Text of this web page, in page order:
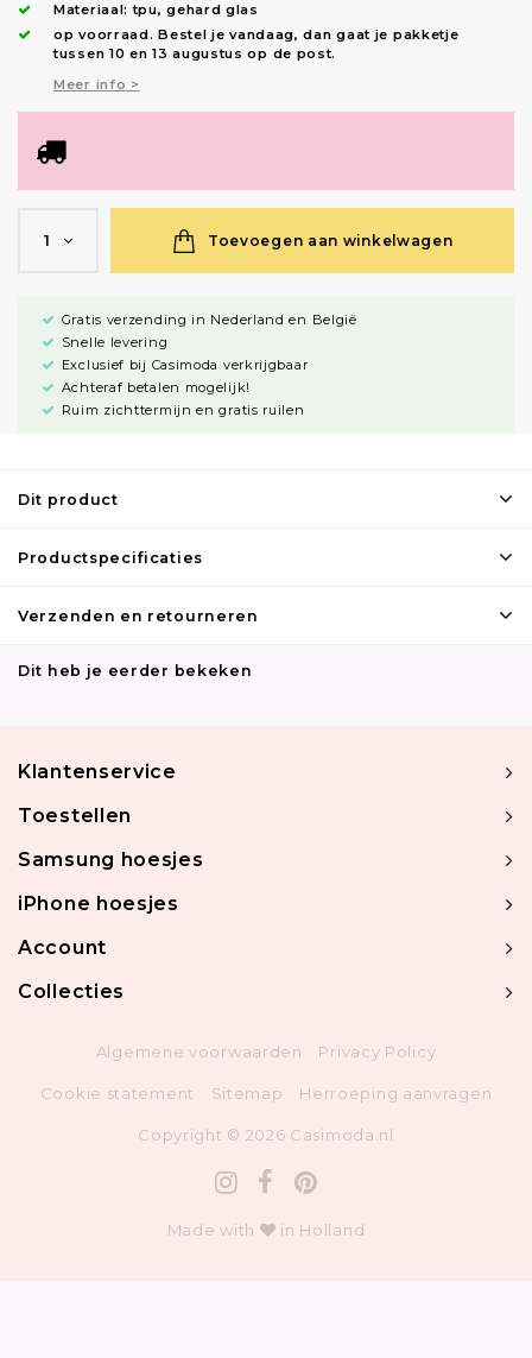
Materiaal: tpu, gehard glas
op voorraad.Bestel je vandaag, dan gaat je pakketje
tussen 10 en 13 augustus op de post.
Meer info >
1 Toevoegen aan winkelwagen
Gratis verzending in Nederland en België
Snelle levering
Exclusief bij Casimoda verkrijgbaar
Achteraf betalen mogelijk!
Ruim zichttermijn en gratis ruilen
Dit product
Productspecificaties
Verzenden en retourneren
Dit heb je eerder bekeken
Klantenservice
Toestellen
Samsung hoesjes
iPhone hoesjes
Account
Collecties
Algemene voorwaarden Privacy Policy
Cookie statement Sitemap Herroeping aanvragen
Copyright © 2026 Casimoda.nl
Made with in Holland